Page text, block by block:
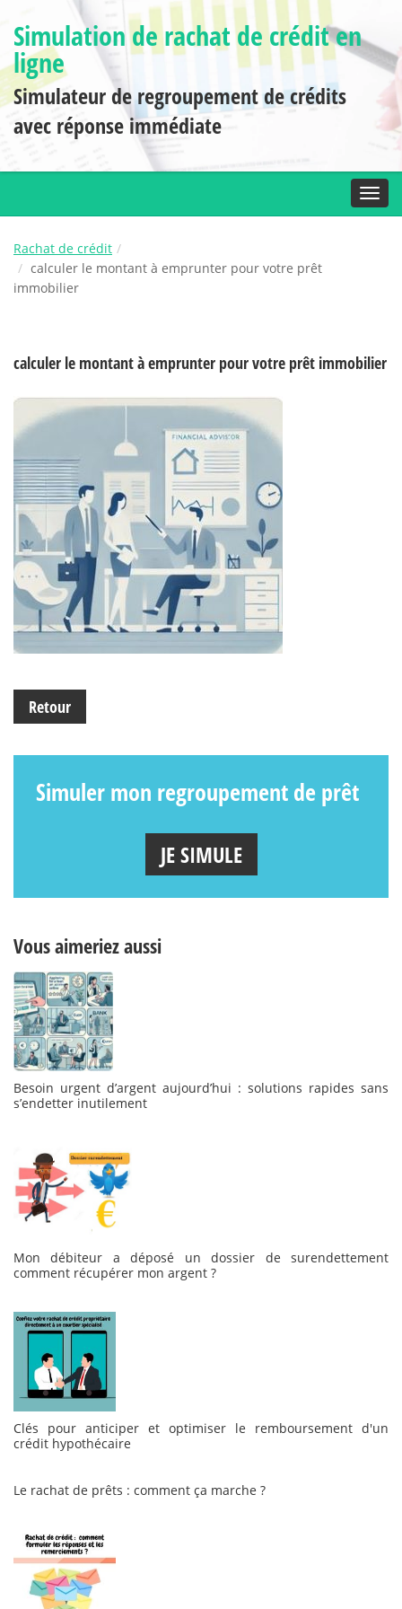
Simulation de rachat de crédit en
ligne
Simulateur de regroupement de crédits
avec réponse immédiate
Rachat de crédit
calculer le montant à emprunter pour votre prêt
immobilier
calculer le montant à emprunter pour votre prêt immobilier
Retour
Simuler mon regroupement de prêt
JE SIMULE
Vous aimeriez aussi
Besoin urgent d’argent aujourd’hui : solutions rapides sans
s’endetter inutilement
Mon débiteur a déposé un dossier de surendettement
comment récupérer mon argent ?
Clés pour anticiper et optimiser le remboursement d'un
crédit hypothécaire
Le rachat de prêts : comment ça marche ?